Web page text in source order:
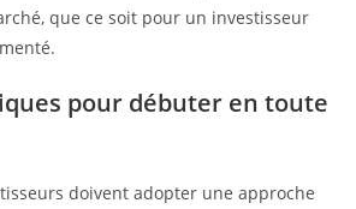
que ce soit pour un investisseur
pour débuter en toute
doivent adopter une approche